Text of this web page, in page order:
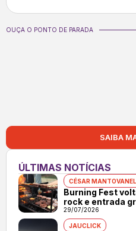
OUÇA O PONTO DE PARADA
SAIBA
ÚLTIMAS NOTÍCIAS
CÉSAR
Burning Fest
rock e entrada
29/07/2026
JAUCLICK